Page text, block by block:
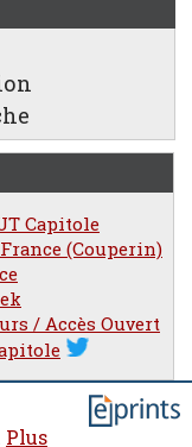
Capitole
(Couperin)
/ Accès Ouvert
Plus